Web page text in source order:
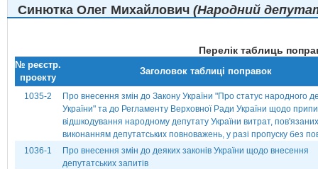
Синютка Олег Михайлович (Народний
Перелік таблиць
№ реєстр.
проекту
Заголовок таблиці поправок
1035-2
Про внесення змін до Закону України "Про статус народного
України" та до Регламенту Верховної Ради України щодо
відшкодування народному депутату України витрат,
виконанням депутатських повноважень, у разі пропуску без
1036-1
Про внесення змін до деяких законів України щодо внесення
депутатських запитів